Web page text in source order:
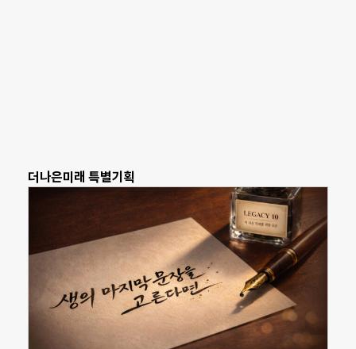
더나은미래 특별기획